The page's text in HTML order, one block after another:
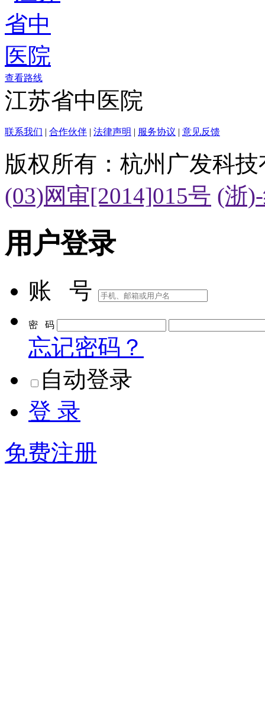
查看路线
江苏省中医院
联系我们 | 合作伙伴 | 法律声明 | 服务协议 | 意见反馈
版权所有：杭州广发科
(03)网审[2014]015号 (浙
用户登录
账 号
密 码
忘记密码？
自动登录
登 录
免费注册